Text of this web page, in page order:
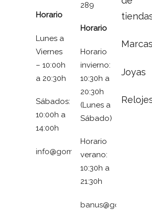
Horario
Lunes a
Viernes
– 10:00h
a 20:30h
Sábados:
10:00h a
14:00h
info@gomezymolina.com
289
Horario
Horario
invierno:
10:30h a
20:30h
(Lunes a
Sábado)
Horario
verano:
10:30h a
21:30h
Marcas
Joyas